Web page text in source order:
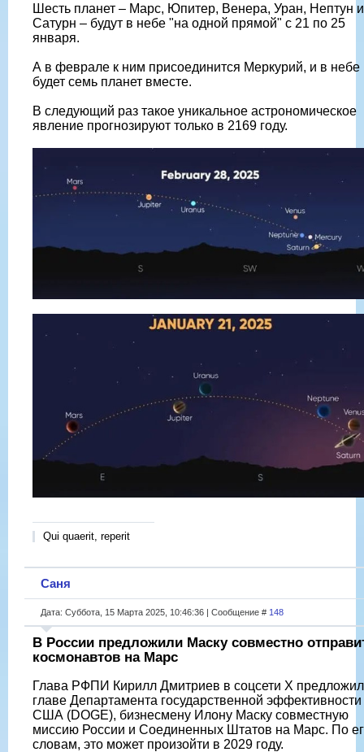
Шесть планет – Марс, Юпитер, Венера, Уран, Нептун и
Сатурн – будут в небе "на одной прямой" с 21 по 25
января.
А в феврале к ним присоединится Меркурий, и в небе
будет семь планет вместе.
В следующий раз такое уникальное астрономическое
явление прогнозируют только в 2169 году.
Qui quaerit, reperit
Саня
Дата: Суббота, 15 Марта 2025, 10:46:36 | Сообщение # 148
В России предложили Маску совместно
космонавтов на Марс
Глава РФПИ Кирилл Дмитриев в соцсети Х предложил
главе Департамента государственной эффективности
США (DOGE), бизнесмену Илону Маску совместную
миссию России и Соединенных Штатов на Марс. По
словам, это может произойти в 2029 году.